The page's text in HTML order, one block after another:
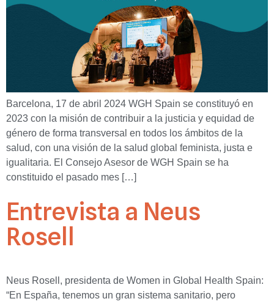
Barcelona, 17 de abril 2024 WGH Spain se constituyó en
2023 con la misión de contribuir a la justicia y equidad de
género de forma transversal en todos los ámbitos de la
salud, con una visión de la salud global feminista, justa e
igualitaria. El Consejo Asesor de WGH Spain se ha
constituido el pasado mes […]
Entrevista a Neus
Rosell
Neus Rosell, presidenta de Women in Global Health Spain:
“En España, tenemos un gran sistema sanitario, pero